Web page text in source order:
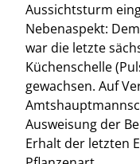
Aussichtsturm
Nebenaspekt:
war die letzte
Küchenschelle (
gewachsen. Auf
Ausweisung der
Erhalt der letzten